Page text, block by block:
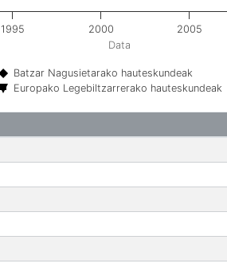
Data
Batzar Nagusietarako hauteskundeak
Europako Legebiltzarrerako hauteskundeak
1995 2000 2005